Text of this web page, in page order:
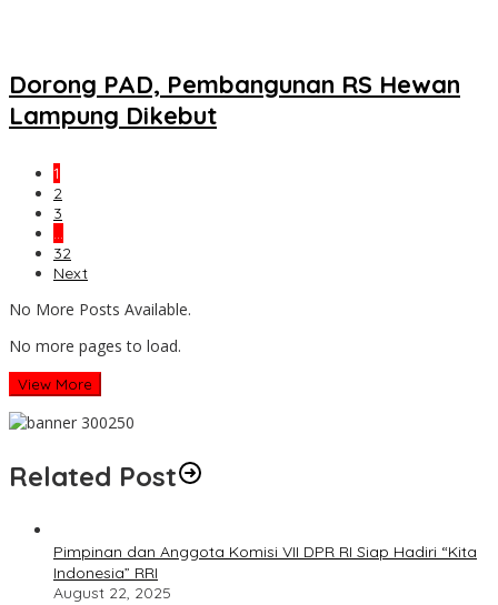
Dorong PAD, Pembangunan RS Hewan
Lampung Dikebut
1
2
3
…
32
Next
No More Posts Available.
No more pages to load.
View More
Related Post
Pimpinan dan Anggota Komisi VII DPR RI Siap Hadiri “Kita
Indonesia” RRI
August 22, 2025